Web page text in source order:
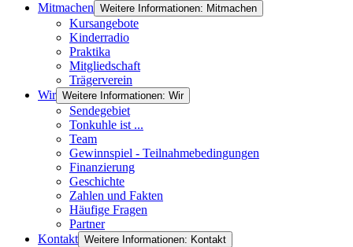
Mitmachen Weitere Informationen: Mitmachen
Kursangebote
Kinderradio
Praktika
Mitgliedschaft
Trägerverein
Wir Weitere Informationen: Wir
Sendegebiet
Tonkuhle ist ...
Team
Gewinnspiel - Teilnahmebedingungen
Finanzierung
Geschichte
Zahlen und Fakten
Häufige Fragen
Partner
Kontakt Weitere Informationen: Kontakt